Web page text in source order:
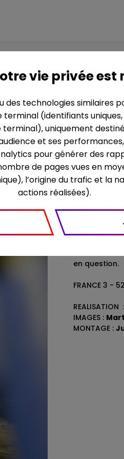
Une série
métier avec
Tous
recul sur
années.
rupture,
métier et
conditions
Ils
… Mais
en question.
FRANCE 3 -
IMAGES :
MONTAGE :
vie privée
des technologies similaires
(identifiants
uniquement
et ses
pour générer des
de pages vues en
l’origine du trafic et la
actions réalisées).